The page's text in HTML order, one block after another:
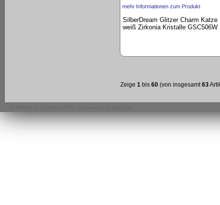
mehr Informationen zum Produkt
SilberDream Glitzer Charm Katze
weiß Zirkonia Kristalle GSC506W
Zeige 1 bis 60 (von insgesamt63